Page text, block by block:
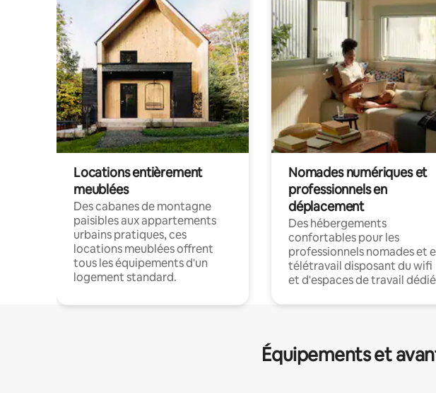
Locations entièrement
meublées
Des cabanes de montagne
paisibles aux appartements
urbains pratiques, ces
locations meublées offrent
tous les équipements d'un
logement standard.
Nomades numériques et
professionnels en
déplacement
Des hébergements
confortables pour les
professionnels nomades et
télétravail disposant du wifi
et d'espaces de travail
Équipements et